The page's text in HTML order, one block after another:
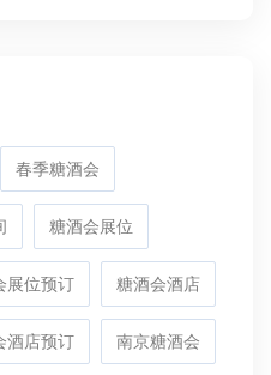
春季糖酒会
糖酒会展位
展位预订 糖酒会酒店
酒店预订 南京糖酒会